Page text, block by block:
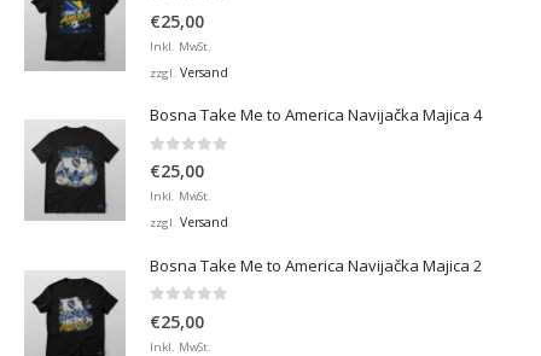
€25,00
Inkl. MwSt.
zzgl. Versand
Bosna Take Me to America Navijačka Majica 4
0 von 5
€25,00
Inkl. MwSt.
zzgl. Versand
Bosna Take Me to America Navijačka Majica 2
€25,00
Inkl. MwSt.